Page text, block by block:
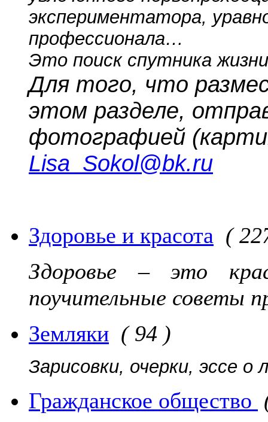
экспериментатора,
профессионала…
Это поиск спутника
Для того, что
этом разделе,
фотографией
Lisa_Sokol@bk.ru
Здоровье и красота (
Здоровье – это
поучительные советы
Земляки ( 94 )
Зарисовки, очерки, эссе
Гражданское общество